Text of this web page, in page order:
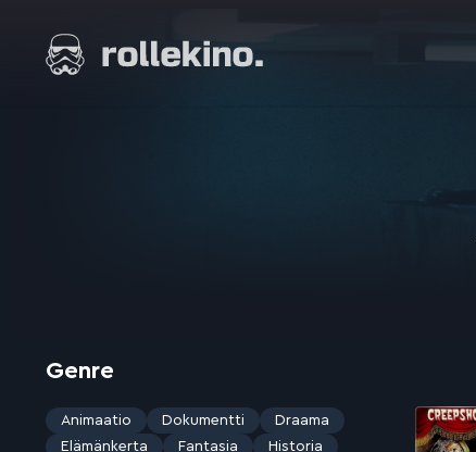
suoraan
sisältöön
Elokuvat ja elokuva-arviot | Rollekino.fi
Genre
Animaatio Dokumentti
Draama
Elämänkerta
Fantasia
Historia